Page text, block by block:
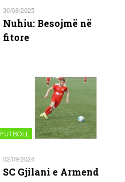
30/08/2025
Nuhiu: Besojmë në
fitore
FUTBOLL
02/09/2024
SC Gjilani e Armend